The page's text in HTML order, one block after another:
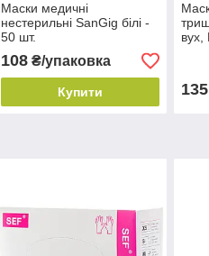
Маски медичні
нестерильні SanGig білі -
50 шт.
108₴/упаковка
Купити
вух,
135